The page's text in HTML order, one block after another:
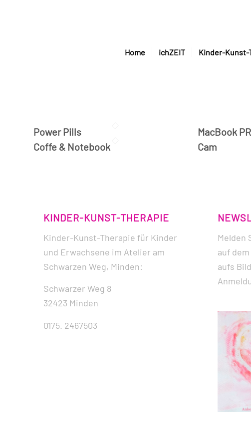
Home ichZEIT Kinder-Kunst-
Power Pills
MacBook
Coffe & Notebook Cam
KINDER-KUNST-THERAPIE
Kinder-Kunst-Therapie für Kinder
und Erwachsene im Atelier am
Schwarzen Weg, Minden:
Schwarzer Weg 8
32423 Minden
0175. 2467503
Melden
auf
aufs